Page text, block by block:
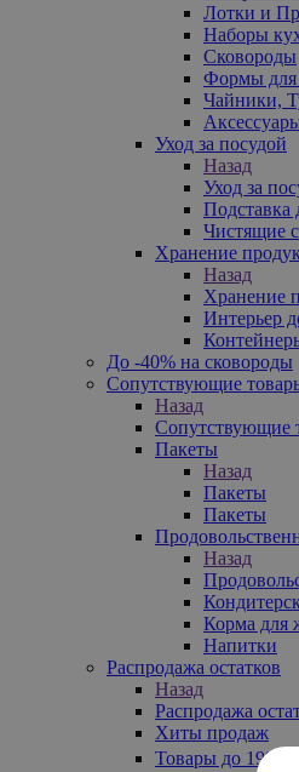
Лотки и
Наборы
Сковороды
Формы для
Чайники,
Уход за посудой
Назад
Уход за
Подставка
Чистящие
Хранение
Назад
Хранение
Интерьер
До -40% на сковороды
Сопутствующие
Назад
Сопутствующие
Пакеты
Назад
Пакеты
Пакеты
Назад
Корма для
Напитки
Распродажа остатков
Назад
Распродажа
Хиты продаж
Товары до 199₽